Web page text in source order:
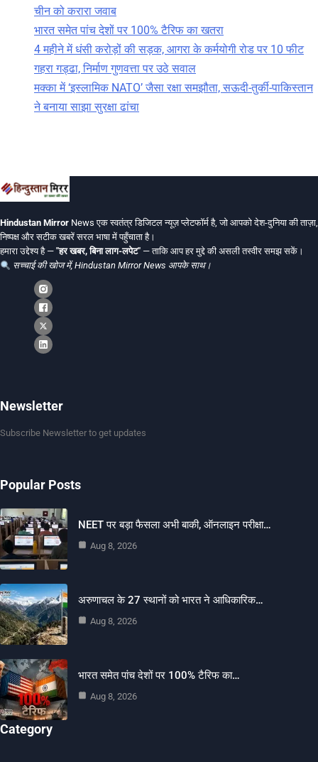
चीन को करारा जवाब
भारत समेत पांच देशों पर 100% टैरिफ का खतरा
4 महीने में धंसी करोड़ों की सड़क, आगरा के कर्मयोगी रोड पर 10 फीट
गहरा गड्ढा, निर्माण गुणवत्ता पर उठे सवाल
मक्का में ‘इस्लामिक NATO’ जैसा रक्षा समझौता, सऊदी-तुर्की-पाकिस्तान
ने बनाया साझा सुरक्षा ढांचा
Hindustan Mirror News एक स्वतंत्र डिजिटल न्यूज़ प्लेटफॉर्म है, जो आपको देश-दुनिया की ताज़ा,
निष्पक्ष और सटीक खबरें सरल भाषा में पहुँचाता है।
हमारा उद्देश्य है — "हर खबर, बिना लाग-लपेट" — ताकि आप हर मुद्दे की असली तस्वीर समझ सकें।
सच्चाई की खोज में, Hindustan Mirror News आपके साथ।
Newsletter
Subscribe Newsletter to get updates
Popular Posts
NEET पर बड़ा फैसला अभी बाकी, ऑनलाइन परीक्षा…
Aug 8, 2026
अरुणाचल के 27 स्थानों को भारत ने आधिकारिक…
Aug 8, 2026
भारत समेत पांच देशों पर 100% टैरिफ का…
Aug 8, 2026
Category